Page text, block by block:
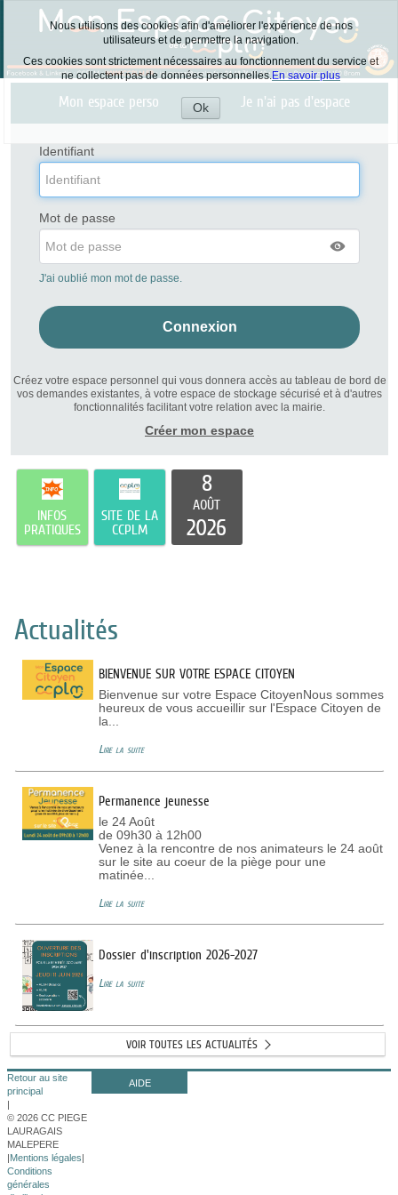
Nous utilisons des cookies afin d'améliorer l'expérience de nos
utilisateurs et de permettre la navigation.
Ces cookies sont strictement nécessaires au fonctionnement du service et
ne collectent pas de données personnelles.En savoir plus
Ok
Accepter
Mon espace perso Je n'ai pas d'espace
Identifiant
Mot de passe
J'ai oublié mon mot de passe.
Créez votre espace personnel qui vous donnera accès au tableau de bord de
vos demandes existantes, à votre espace de stockage sécurisé et à d'autres
fonctionnalités facilitant votre relation avec la mairie.
Créer mon espace
INFOS
PRATIQUES
SITE DE LA
CCPLM
8
AOÛT
2026
Actualités
BIENVENUE SUR VOTRE ESPACE CITOYEN
Bienvenue sur votre Espace CitoyenNous sommes
heureux de vous accueillir sur l'Espace Citoyen de
la...
Lire la suite
Permanence jeunesse
le 24 Août
de 09h30 à 12h00
Venez à la rencontre de nos animateurs le 24 août
sur le site au coeur de la piège pour une
matinée...
Lire la suite
Dossier d'inscription 2026-2027
Lire la suite
VOIR TOUTES LES ACTUALITÉS
Retour au site
principal
© 2026 CC PIEGE
LAURAGAIS
MALEPERE
Mentions légales
Conditions
générales
AIDE